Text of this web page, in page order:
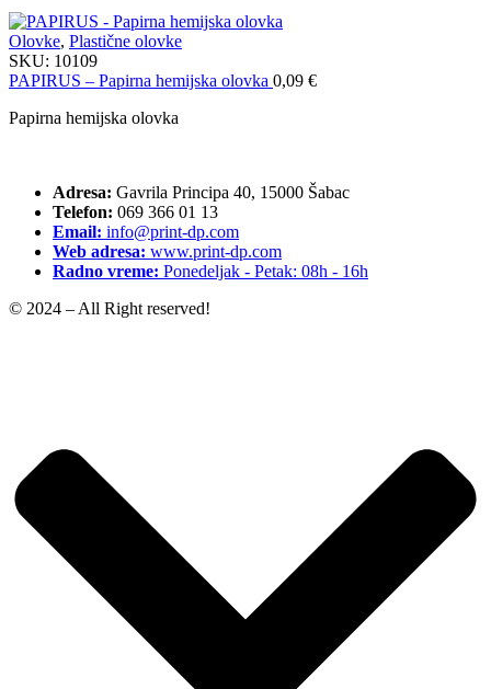
Olovke, Plastične olovke
SKU: 10109
PAPIRUS – Papirna hemijska olovka 0,09 €
Papirna hemijska olovka
Adresa: Gavrila Principa 40, 15000 Šabac
Telefon: 069 366 01 13
Email: info@print-dp.com
Web adresa: www.print-dp.com
Radno vreme: Ponedeljak - Petak: 08h - 16h
© 2024 – All Right reserved!